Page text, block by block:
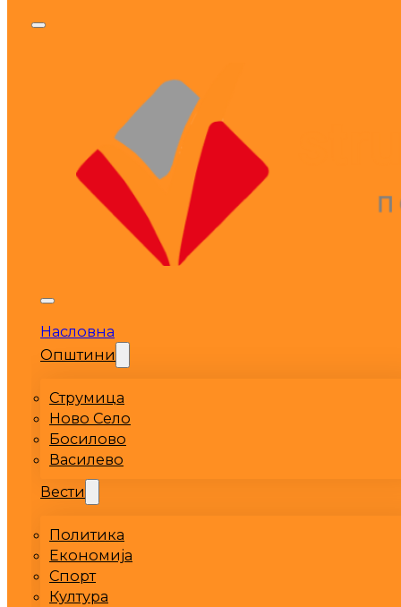
Насловна
Општини
Струмица
Ново Село
Босилово
Василево
Вести
Политика
Економија
Спорт
Култура